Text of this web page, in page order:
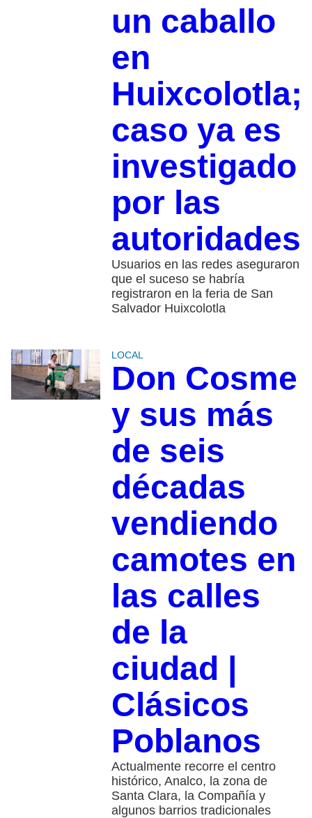
un caballo
en
Huixcolotla;
caso ya es
investigado
por las
autoridades
Usuarios en las redes aseguraron
que el suceso se habría
registraron en la feria de San
Salvador Huixcolotla
LOCAL
Don Cosme
y sus más
de seis
décadas
vendiendo
camotes en
las calles
de la
ciudad |
Clásicos
Poblanos
Actualmente recorre el centro
histórico, Analco, la zona de
Santa Clara, la Compañía y
algunos barrios tradicionales